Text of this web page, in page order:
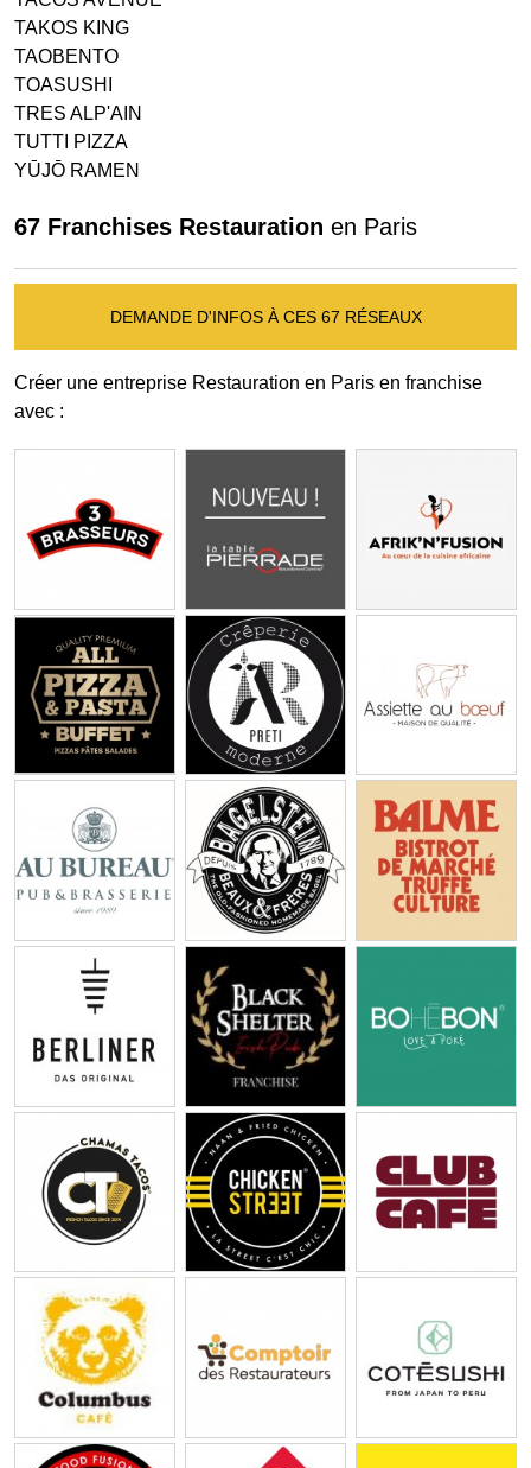
TAKOS KING
TAOBENTO
TOASUSHI
TRES ALP'AIN
TUTTI PIZZA
YŪJŌ RAMEN
67 Franchises Restauration en Paris
DEMANDE D'INFOS À CES 67 RÉSEAUX
Créer une entreprise Restauration en Paris en franchise
avec :